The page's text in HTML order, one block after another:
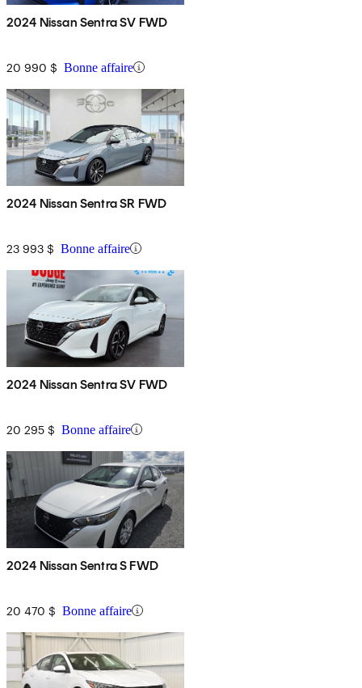
2024 Nissan Sentra SV FWD
20 990 $ Bonne affaire
2024 Nissan Sentra SR FWD
23 993 $ Bonne affaire
2024 Nissan Sentra SV FWD
20 295 $ Bonne affaire
2024 Nissan Sentra S FWD
20 470 $ Bonne affaire